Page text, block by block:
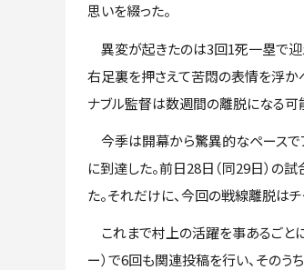
思いを綴った。
異変が起きたのは3回1死一塁で迎
右足裏を押さえて苦悶の表情を浮か
ナブル監督は数週間の離脱になる可
今季は開幕から驚異的なペースで
に到達した。前日28日（同29日）の
た。それだけに、今回の戦線離脱は
これまで村上の活躍を事あるごと
ー）で6回も関連投稿を行い、そのう